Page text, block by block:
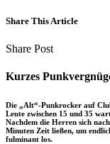
Facebook
to
via
Share This Article
Share PostShare
Facebook
Copy
to
clipboard
Send
via
Kurzes
Die „Alt“-Punkrocker auf
Leute zwischen 15 und 35
Nachdem die Herren sich
Minuten Zeit ließen, um
fulminant los.